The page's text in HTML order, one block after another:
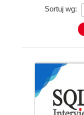
Sortuj wg: